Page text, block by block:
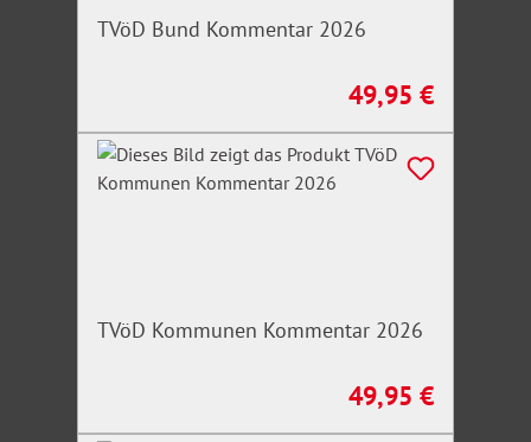
TVöD Bund Kommentar 2026
Regulärer Preis:
49,95 €
TVöD Kommunen Kommentar 2026
Regulärer Preis:
49,95 €